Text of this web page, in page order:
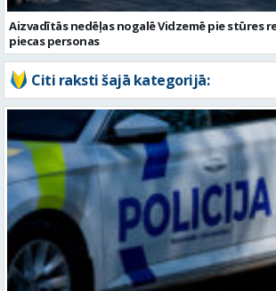
Valmierā notikusi auto un motocikla sadursme